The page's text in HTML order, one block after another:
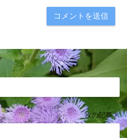
次の記事